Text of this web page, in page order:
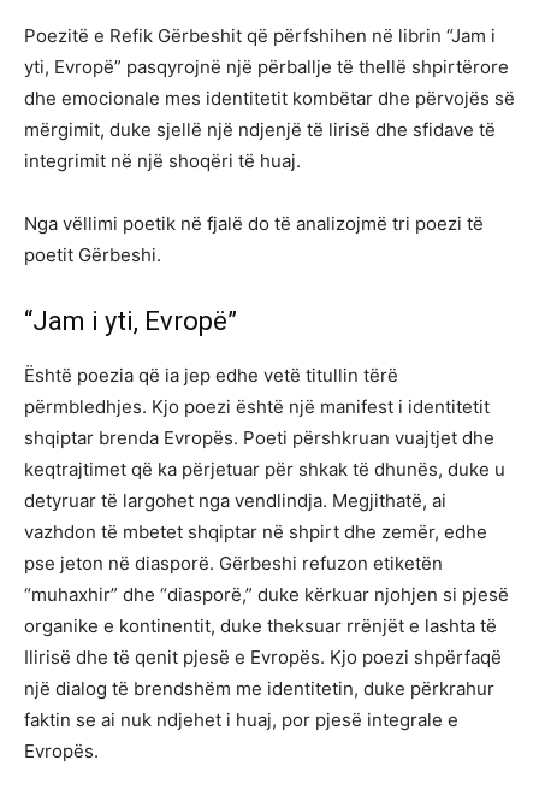
Poezitë e Refik Gërbeshit që përfshihen në librin “Jam i
yti, Evropë” pasqyrojnë një përballje të thellë shpirtërore
dhe emocionale mes identitetit kombëtar dhe përvojës së
mërgimit, duke sjellë një ndjenjë të lirisë dhe sfidave të
integrimit në një shoqëri të huaj.
Nga vëllimi poetik në fjalë do të analizojmë tri poezi të
poetit Gërbeshi.
“Jam i yti, Evropë”
Është poezia që ia jep edhe vetë titullin tërë
përmbledhjes. Kjo poezi është një manifest i identitetit
shqiptar brenda Evropës. Poeti përshkruan vuajtjet dhe
keqtrajtimet që ka përjetuar për shkak të dhunës, duke u
detyruar të largohet nga vendlindja. Megjithatë, ai
vazhdon të mbetet shqiptar në shpirt dhe zemër, edhe
pse jeton në diasporë. Gërbeshi refuzon etiketën
“muhaxhir” dhe “diasporë,” duke kërkuar njohjen si pjesë
organike e kontinentit, duke theksuar rrënjët e lashta të
Ilirisë dhe të qenit pjesë e Evropës. Kjo poezi shpërfaqë
një dialog të brendshëm me identitetin, duke përkrahur
faktin se ai nuk ndjehet i huaj, por pjesë integrale e
Evropës.